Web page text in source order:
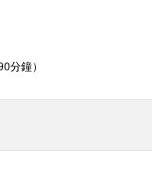
鐘）